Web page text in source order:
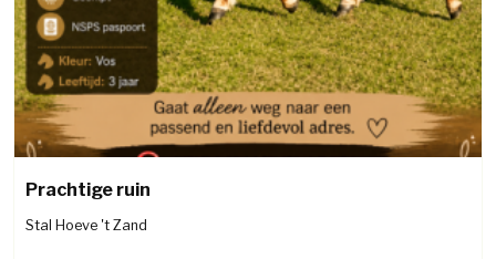
Prachtige ruin
Stal Hoeve 't Zand